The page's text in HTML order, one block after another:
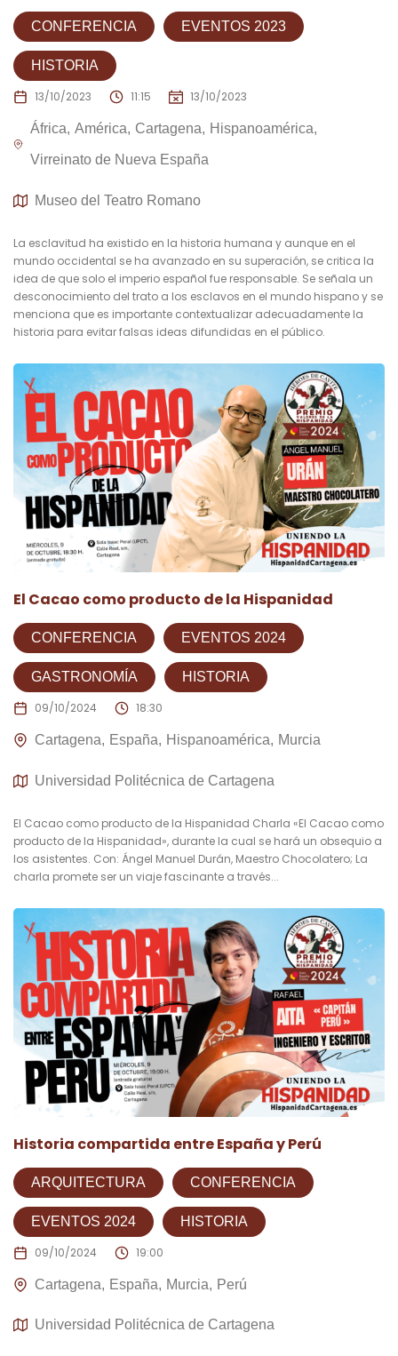
CONFERENCIA EVENTOS 2023
HISTORIA
13/10/2023 11:15 13/10/2023
África América Cartagena Hispanoamérica
Virreinato de Nueva España
Museo del Teatro Romano
La esclavitud ha existido en la historia humana y aunque en el
mundo occidental se ha avanzado en su superación, se critica la
idea de que solo el imperio español fue responsable. Se señala un
desconocimiento del trato a los esclavos en el mundo hispano y se
menciona que es importante contextualizar adecuadamente la
historia para evitar falsas ideas difundidas en el público.
El Cacao como producto de la Hispanidad
CONFERENCIA EVENTOS 2024
GASTRONOMÍA HISTORIA
09/10/2024 18:30
Cartagena España Hispanoamérica Murcia
Universidad Politécnica de Cartagena
El Cacao como producto de la Hispanidad Charla «El Cacao como
producto de la Hispanidad», durante la cual se hará un obsequio a
los asistentes. Con: Ángel Manuel Durán, Maestro Chocolatero; La
charla promete ser un viaje fascinante a través...
Historia compartida entre España y Perú
ARQUITECTURA CONFERENCIA
EVENTOS 2024 HISTORIA
09/10/2024 19:00
Cartagena España Murcia Perú
Universidad Politécnica de Cartagena